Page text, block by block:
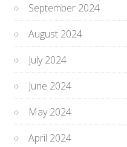
September 2024
August 2024
July 2024
June 2024
May 2024
April 2024